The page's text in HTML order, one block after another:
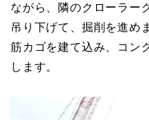
ながら、隣のクローラー
吊り下げて、掘削を進め
筋カゴを建て込み、コン
します。